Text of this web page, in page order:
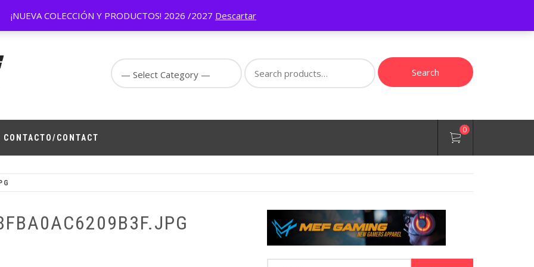
byJd3qVTTK
Search
for:
Search
CONTACTO/CONTACT
0
¡NUEVA COLECCIÓN Y PRODUCTOS! 2026 /2027 Descartar